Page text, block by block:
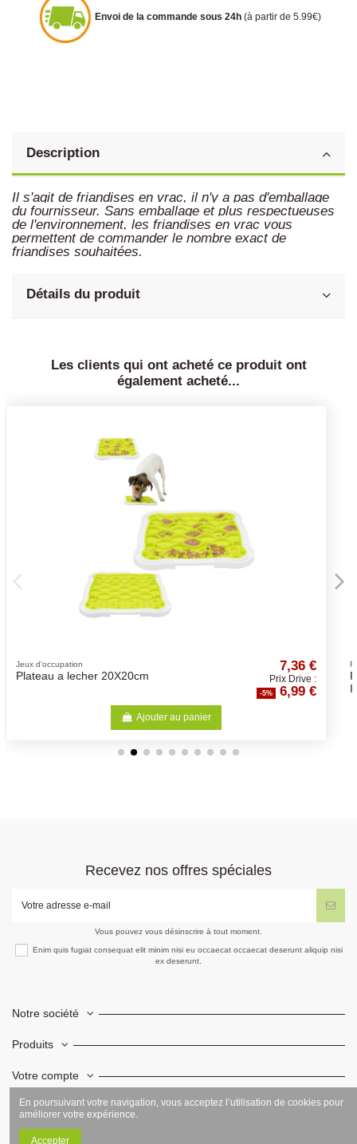
Envoi de la commande sous 24h (à partir de 5.99€)
Description
Il s'agit de friandises en vrac, il n'y a pas d'emballage
du fournisseur. Sans emballage et plus respectueuses
de l'environnement, les friandises en vrac vous
permettent de commander le nombre exact de
friandises souhaitées.
Détails du produit
Les clients qui ont acheté ce produit ont
également acheté...
7,36 €
Prix Drive :
FILTRE FONT A EAU 3L x 2
Recevez nos offres spéciales
Vous pouvez vous désinscrire à tout moment.
Enim quis fugiat consequat elit minim nisi eu occaecat occaecat deserunt aliquip nisi
ex deserunt.
Notre société
Produits
Votre compte
Informations
En poursuivant votre navigation, vous acceptez l’utilisation de cookies pour
améliorer votre expérience.
Accepter